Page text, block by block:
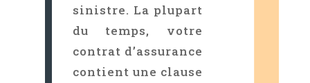
sinistre. La plupart
du temps, votre
contrat d’assurance
contient une clause